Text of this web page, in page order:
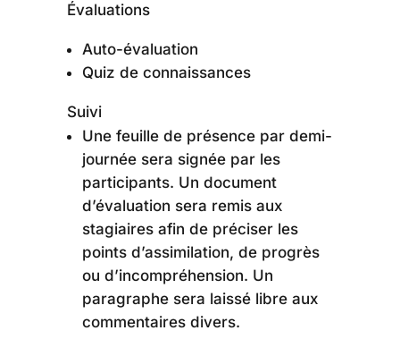
Évaluations
Auto-évaluation
Quiz de connaissances
Suivi
Une feuille de présence par demi-
journée sera signée par les
participants. Un document
d’évaluation sera remis aux
stagiaires afin de préciser les
points d’assimilation, de progrès
ou d’incompréhension. Un
paragraphe sera laissé libre aux
commentaires divers.